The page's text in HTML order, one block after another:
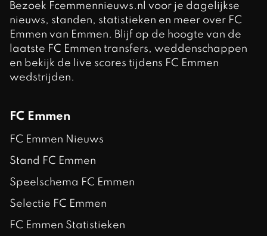
Bezoek Fcemmennieuws.nl voor je dagelijkse
nieuws, standen, statistieken en meer over FC
Emmen van Emmen. Blijf op de hoogte van de
laatste FC Emmen transfers, weddenschappen
en bekijk de live scores tijdens FC Emmen
wedstrijden.
FC Emmen
FC Emmen Nieuws
Stand FC Emmen
Speelschema FC Emmen
Selectie FC Emmen
FC Emmen Statistieken